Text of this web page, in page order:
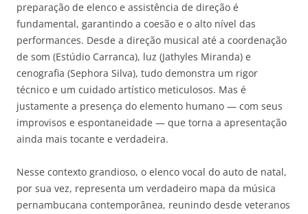
preparação de elenco e assistência de direção é
fundamental, garantindo a coesão e o alto nível das
performances. Desde a direção musical até a coordenação
de som (Estúdio Carranca), luz (Jathyles Miranda) e
cenografia (Sephora Silva), tudo demonstra um rigor
técnico e um cuidado artístico meticulosos. Mas é
justamente a presença do elemento humano — com seus
improvisos e espontaneidade — que torna a apresentação
ainda mais tocante e verdadeira.
Nesse contexto grandioso, o elenco vocal do auto de natal,
por sua vez, representa um verdadeiro mapa da música
pernambucana contemporânea, reunindo desde veteranos